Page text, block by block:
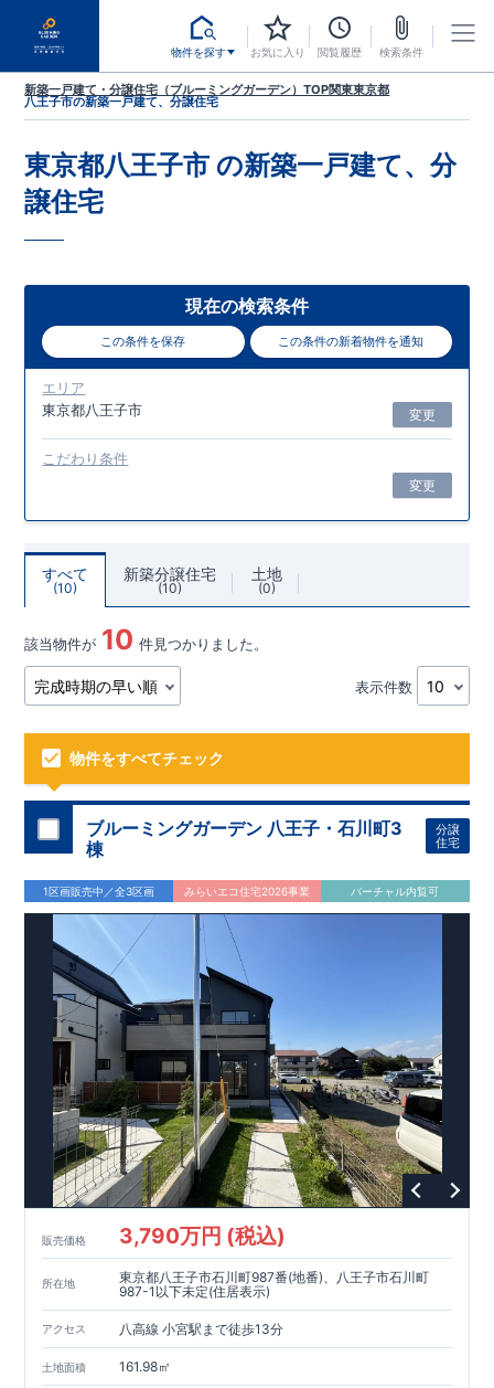
物件を探す お気に入り 閲覧履歴 検索条件
新築一戸建て・分譲住宅（ブルーミングガーデン）TOP関東東京都
八王子市の新築一戸建て、分譲住宅
東京都八王子市 の新築一戸建て、分
譲住宅
現在の検索条件
この条件を保存 この条件の新着物件を通知
エリア
東京都八王子市
変更
こだわり条件
変更
すべて
10
新築分譲住宅
10
土地
0
該当物件が 10 件見つかりました。
表示件数
物件をすべてチェック
ブルーミングガーデン 八王子・石川町3
棟
分譲
住宅
1区画販売中／全3区画 みらいエコ住宅2026事業 バーチャル内覧可
販売価格 3,790万円 (税込)
所在地
東京都八王子市石川町987番(地番)、八王子市石川町
987-1以下未定(住居表示)
アクセス 八高線 小宮駅まで徒歩13分
土地面積 161.98㎡